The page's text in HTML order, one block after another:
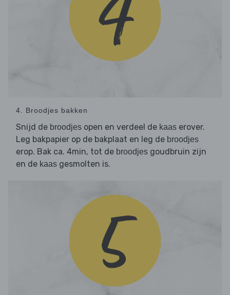
4. Broodjes bakken
Snijd de broodjes open en verdeel de kaas erover.
Leg bakpapier op de bakplaat en leg de broodjes
erop. Bak ca. 4min, tot de broodjes goudbruin zijn
en de kaas gesmolten is.